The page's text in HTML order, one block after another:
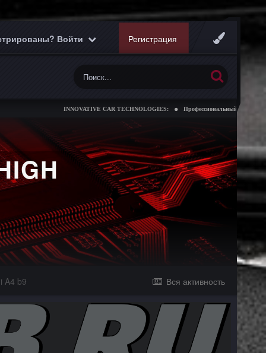
Войти Регистрация
INNOVATIVE CAR TECHNOLOGIES: Профессиональный чип тюнинг
Вся активность
A4 b9